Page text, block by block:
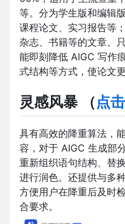
等。分为学生版和编辑
课程论文、实习报告等
杂志、书籍等的文章。
能即刻降低 AIGC 写作
式结构等方式，使论文
灵感风暴（点
具有高效的降重算法，
容，对于 AIGC 生成部
重新组织语句结构、替
进行润色。还提供与多
方便用户在降重后及时
合要求。